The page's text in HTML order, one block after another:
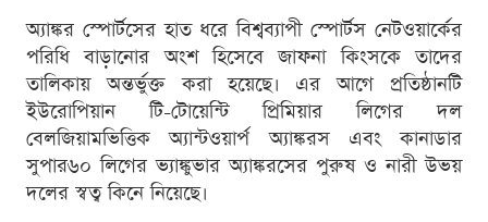
অ্যাঙ্কর স্পোর্টসের হাত ধরে বিশ্বব্যাপী স্পোর্টস নেটওয়ার্কের
পরিধি বাড়ানোর অংশ হিসেবে জাফনা কিংসকে তাদের
তালিকায় অন্তর্ভুক্ত করা হয়েছে। এর আগে প্রতিষ্ঠানটি
ইউরোপিয়ান টি-টোয়েন্টি প্রিমিয়ার লিগের দল
বেলজিয়ামভিত্তিক অ্যান্টওয়ার্প অ্যাঙ্করস এবং কানাডার
সুপার৬০ লিগের ভ্যাঙ্কুভার অ্যাঙ্করসের পুরুষ ও নারী উভয়
দলের স্বত্ব কিনে নিয়েছে।